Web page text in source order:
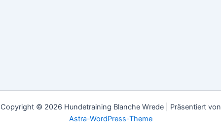
Copyright © 2026 Hundetraining Blanche Wrede | Präsentiert von
Astra-WordPress-Theme